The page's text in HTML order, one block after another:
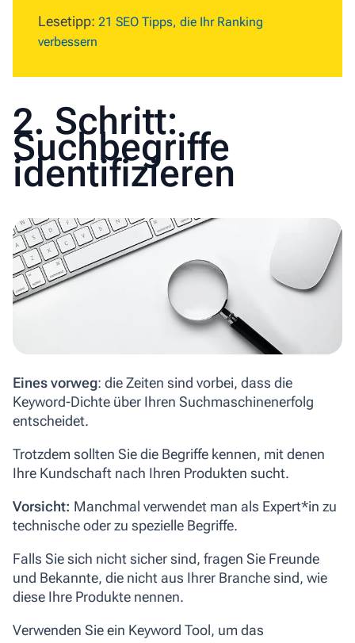
Lesetipp: 21 SEO Tipps, die Ihr Ranking
verbessern
2. Schritt:
Suchbegriffe
identifizieren
Eines vorweg: die Zeiten sind vorbei, dass die
Keyword-Dichte über Ihren Suchmaschinenerfolg
entscheidet.
Trotzdem sollten Sie die Begriffe kennen, mit denen
Ihre Kundschaft nach Ihren Produkten sucht.
Vorsicht: Manchmal verwendet man als Expert*in zu
technische oder zu spezielle Begriffe.
Falls Sie sich nicht sicher sind, fragen Sie Freunde
und Bekannte, die nicht aus Ihrer Branche sind, wie
diese Ihre Produkte nennen.
Verwenden Sie ein Keyword Tool, um das